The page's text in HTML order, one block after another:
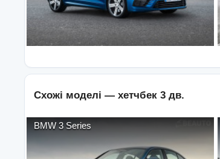
Схожі моделі — хетчбек 3 дв.
BMW 3 Series